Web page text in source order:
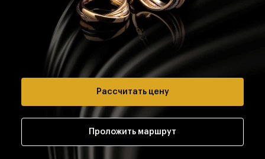
Рассчитать цену
Проложить маршрут